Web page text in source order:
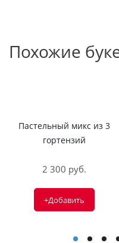
Похожие
Пастельный микс из 3
гортензий
2 300 руб.
+Добавить